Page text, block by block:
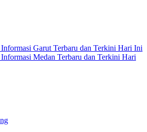
Garut Terbaru dan Terkini Hari Ini
Medan Terbaru dan Terkini Hari